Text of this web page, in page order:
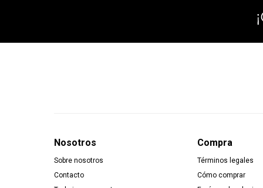
Nosotros
Sobre nosotros
Contacto
Compra
Términos legales
Cómo comprar